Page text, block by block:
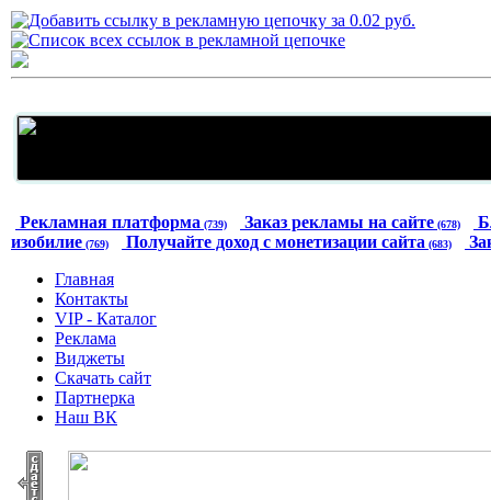
Рекламная платформа (739) Заказ рекламы на сайте (678)
изобилие (769) Получайте доход с монетизации сайта (683)
Главная
Контакты
VIP - Каталог
Реклама
Виджеты
Скачать сайт
Партнерка
Наш ВК